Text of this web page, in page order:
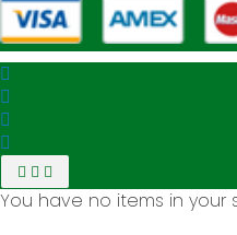
You have no items in your